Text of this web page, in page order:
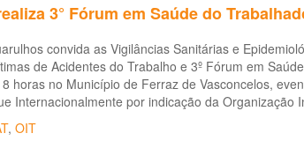
3° Fórum em Saúde do
convida as Vigilâncias Sanitárias e
de Acidentes do Trabalho e 3º Fórum em
horas no Município de Ferraz de Vasconcelos,
Internacionalmente por indicação da
, OIT